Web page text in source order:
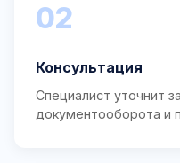
02
Консультация
Специалист уточнит
документооборота и